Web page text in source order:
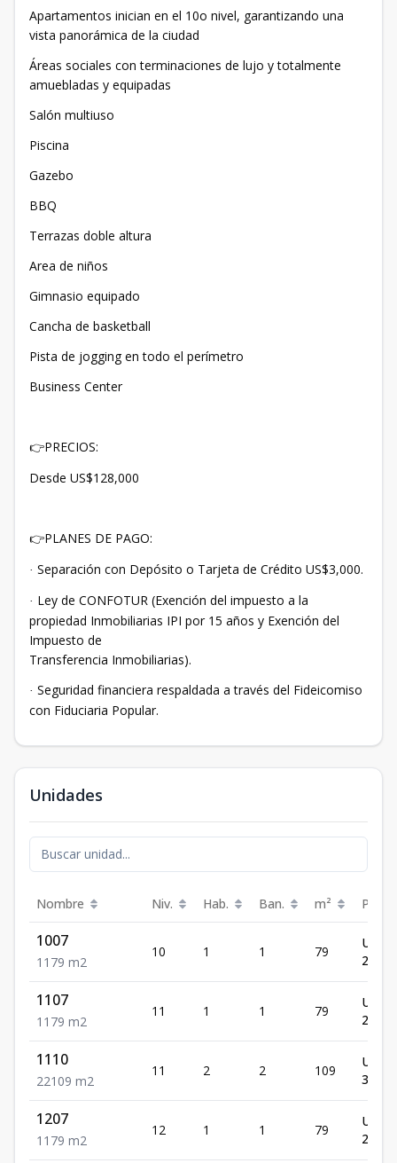
Apartamentos inician en el 10o nivel, garantizando una
vista panorámica de la ciudad
Áreas sociales con terminaciones de lujo y totalmente
amuebladas y equipadas
Salón multiuso
Piscina
Gazebo
BBQ
Terrazas doble altura
Area de niños
Gimnasio equipado
Cancha de basketball
Pista de jogging en todo el perímetro
Business Center
👉PRECIOS:
Desde US$128,000
👉PLANES DE PAGO:
· Separación con Depósito o Tarjeta de Crédito US$3,000.
· Ley de CONFOTUR (Exención del impuesto a la
propiedad Inmobiliarias IPI por 15 años y Exención del
Impuesto de
Transferencia Inmobiliarias).
· Seguridad financiera respaldada a través del Fideicomiso
con Fiduciaria Popular.
Unidades
Nombre Niv. Hab. Ban. m² Precio
1007
1 1 79 m2
10 1 1 79
US$
1107
1 1 79 m2
11 1 1 79
US$
1110
22109 m2
11 2 2 109
US$
1207
1 1 79 m2
12 1 1 79
US$